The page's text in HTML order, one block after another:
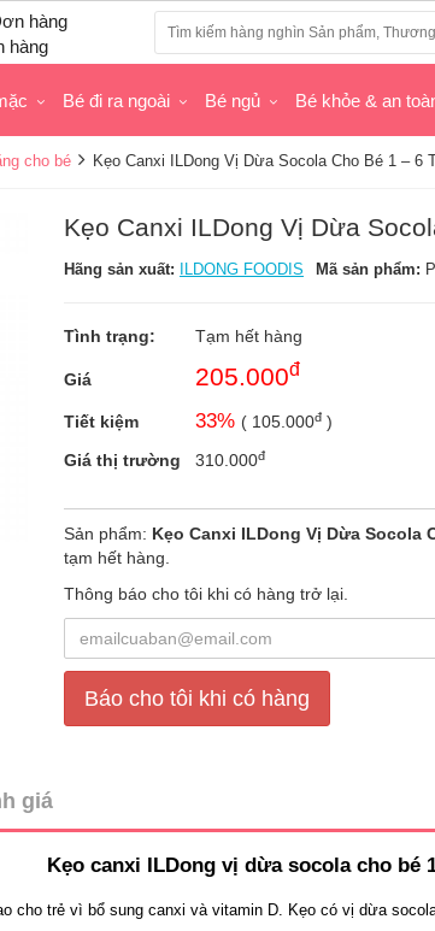
hàng
Bé đi ra ngoài Bé ngủ Bé khỏe & an
cho bé Kẹo Canxi ILDong Vị Dừa Socola Cho Bé 1 – 6
Kẹo Canxi ILDong Vị Dừa
Hãng sản xuất: ILDONG FOODIS Mã sản phẩm:
Tình trạng: Tạm hết hàng
Giá 205.000đ
Tiết kiệm 33% ( 105.000đ )
Giá thị trường
310.000đ
Sản phẩm: Kẹo Canxi ILDong Vị Dừa Socola
tạm hết hàng.
Thông báo cho tôi khi có hàng trở lại.
Báo cho tôi khi có hàng
giá
Kẹo canxi ILDong vị dừa socola cho bé
cho trẻ vì bổ sung canxi và vitamin D. Kẹo có vị dừa